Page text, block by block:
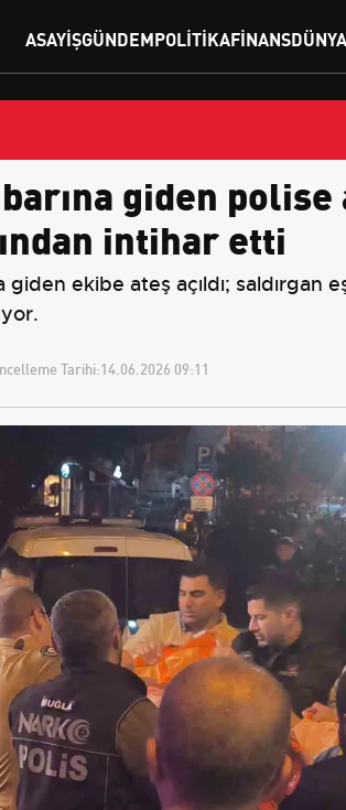
ASAYIŞGÜNDEMPOLITIKAFINANSDÜNYA
giden
intihar etti
ekibe ateş açıldı; saldırgan
Tarihi:14.06.2026 09:11